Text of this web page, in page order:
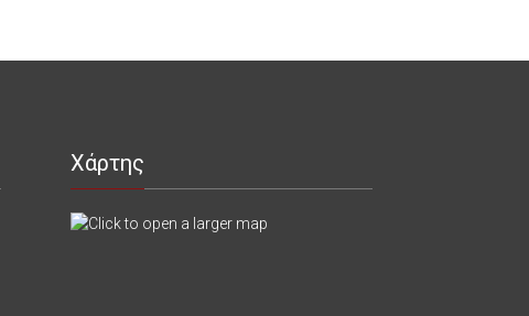
Χάρτης